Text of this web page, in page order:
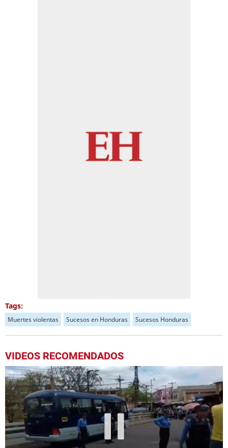
Tags:
Muertes violentas Sucesos en Honduras Sucesos Honduras
VIDEOS RECOMENDADOS